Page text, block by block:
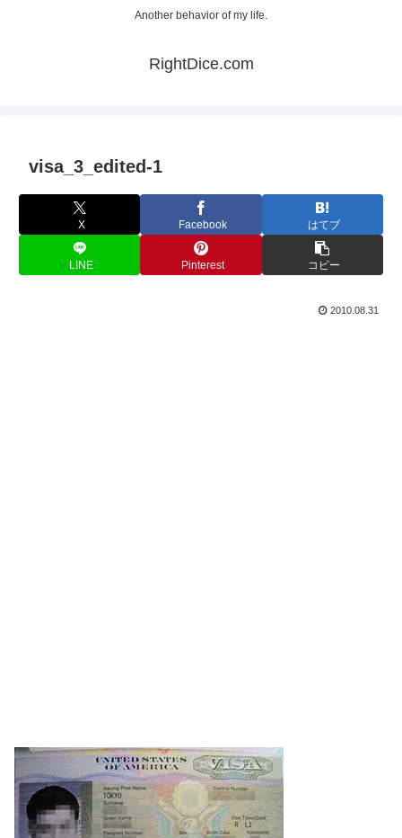
Another behavior of my life.
RightDice.com
visa_3_edited-1
X Facebook はてブ
LINE Pinterest コピー
2010.08.31